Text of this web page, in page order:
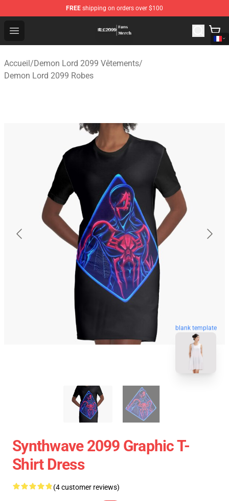
FREE shipping on orders over $100
Open menu
Demon Lord 2099 Store - Official Demon Lord 2099
Accueil/Demon Lord 2099 Vêtements/
Demon Lord 2099 Robes
blank template
Synthwave 2099 Graphic T-
Shirt Dress
(4 customer reviews)